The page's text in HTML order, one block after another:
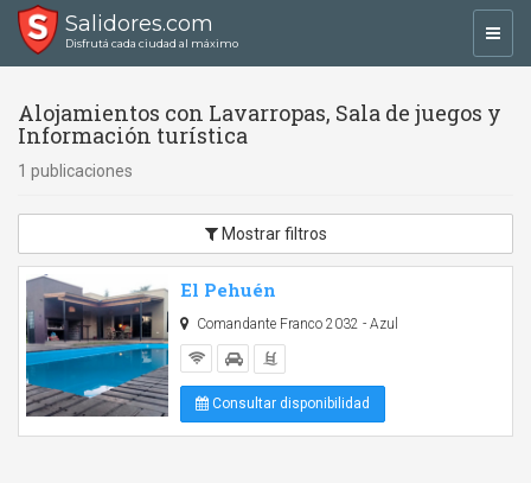
Salidores.com
Disfrutá cada ciudad al máximo
Alojamientos con Lavarropas, Sala de juegos y
Información turística
1 publicaciones
Mostrar filtros
El Pehuén
Comandante Franco 2032 - Azul
Consultar disponibilidad